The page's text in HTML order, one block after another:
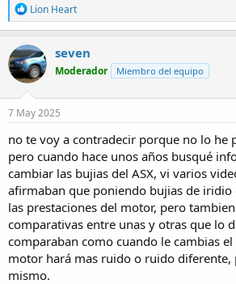
R
e
a
c
t
i
o
n
s
Lion Heart
seven
Moderador Miembro del equipo
7 May 2025
no te voy a contradecir porque no lo he
pero cuando hace unos años busqué
cambiar las bujias del ASX, vi varios
afirmaban que poniendo bujias de
las prestaciones del motor, pero
comparativas entre unas y otras que lo
comparaban como cuando le cambias el
motor hará mas ruido o ruido diferente,
mismo.